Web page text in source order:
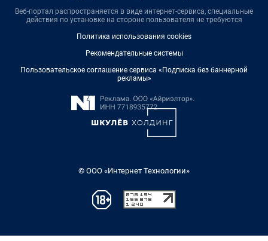
Веб-портал распространяется в виде интернет-сервиса, специальные
действия по установке на стороне пользователя не требуются
Политика использования cookies
Рекомендательные системы
Пользовательское соглашение сервиса «Подписка без баннерной
рекламы»
© ООО «Интернет Технологии»